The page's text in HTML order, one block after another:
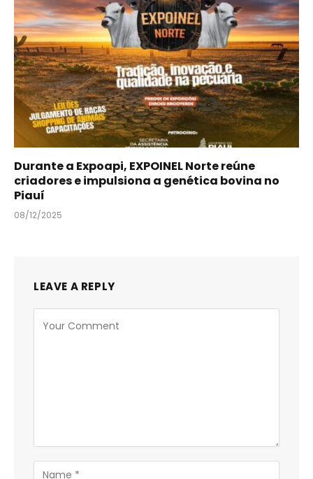
Durante a Expoapi, EXPOINEL Norte reúne
criadores e impulsiona a genética bovina no
Piauí
08/12/2025
LEAVE A REPLY